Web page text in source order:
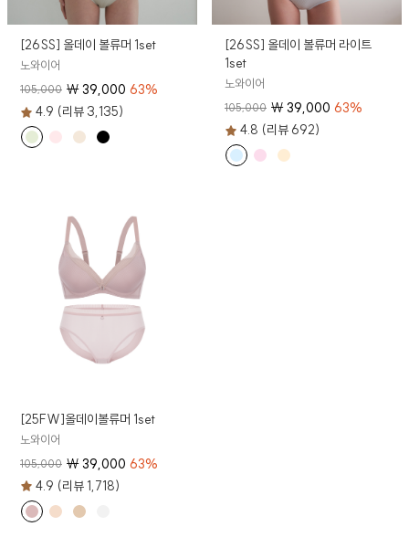
[26SS] 올데이 볼류머 1set
노와이어
105,000 ₩39,000 63%
4.9 (리뷰 3,135)
[26SS] 올데이 볼류머 라이트
1set
노와이어
105,000 ₩39,000 63%
4.8 (리뷰 692)
[25FW]올데이볼류머 1set
노와이어
105,000 ₩39,000 63%
4.9 (리뷰 1,718)